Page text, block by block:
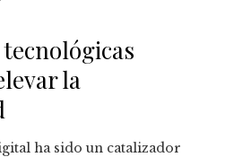
la
ha sido un catalizador